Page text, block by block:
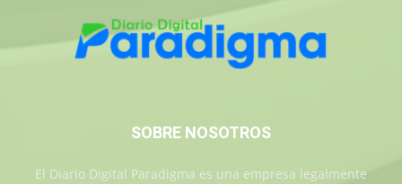
SOBRE NOSOTROS
El Diario Digital Paradigma es una empresa legalmente